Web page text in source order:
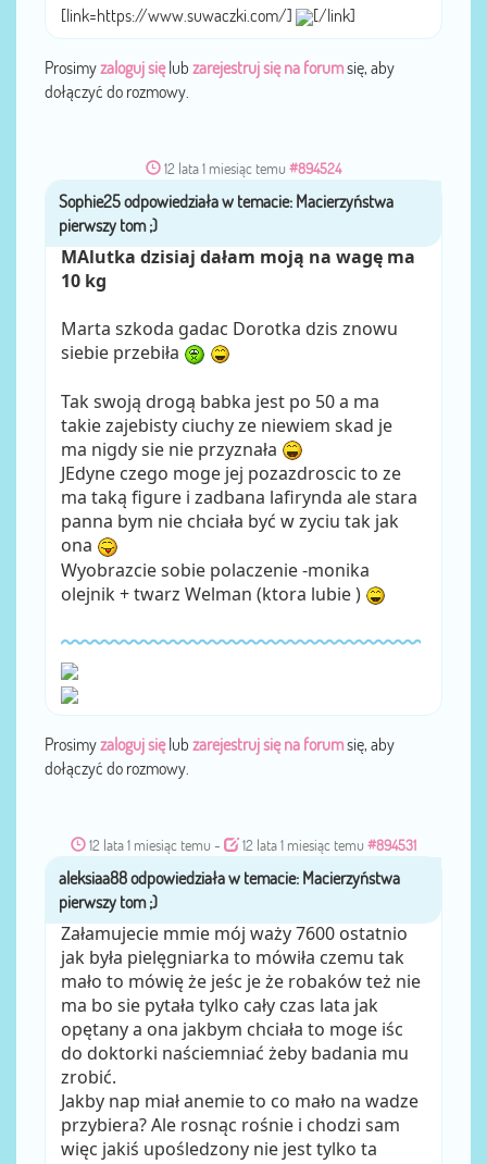
[link=https://www.suwaczki.com/] [/link]
Prosimyzaloguj sięlub zarejestruj się na forumsię, aby
dołączyć do rozmowy.
12 lata 1 miesiąc temu #894524
przezSophie25
MAlutka dzisiaj dałam moją na wagę ma
10 kg
Marta szkoda gadac Dorotka dzis znowu
siebie przebiła
Tak swoją drogą babka jest po 50 a ma
takie zajebisty ciuchy ze niewiem skad je
ma nigdy sie nie przyznała
JEdyne czego moge jej pozazdroscic to ze
ma taką figure i zadbana lafirynda ale stara
panna bym nie chciała być w zyciu tak jak
ona
Wyobrazcie sobie polaczenie -monika
olejnik + twarz Welman (ktora lubie )
Prosimyzaloguj sięlub zarejestruj się na forumsię, aby
dołączyć do rozmowy.
12 lata 1 miesiąc temu - 12 lata 1 miesiąc temu #894531
przezaleksiaa88
Załamujecie mmie mój waży 7600 ostatnio
jak była pielęgniarka to mówiła czemu tak
mało to mówię że jeśc je że robaków też nie
ma bo sie pytała tylko cały czas lata jak
opętany a ona jakbym chciała to moge iśc
do doktorki naściemniać żeby badania mu
zrobić.
Jakby nap miał anemie to co mało na wadze
przybiera? Ale rosnąc rośnie i chodzi sam
więc jakiś upośledzony nie jest tylko ta